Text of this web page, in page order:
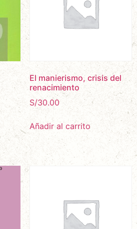
El manierismo, crisis del
renacimiento
S/30.00
Añadir al carrito